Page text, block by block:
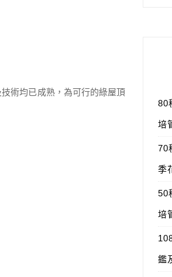
術均已成熟，為可行的綠屋頂
80
培
70
季
50
培
鑑